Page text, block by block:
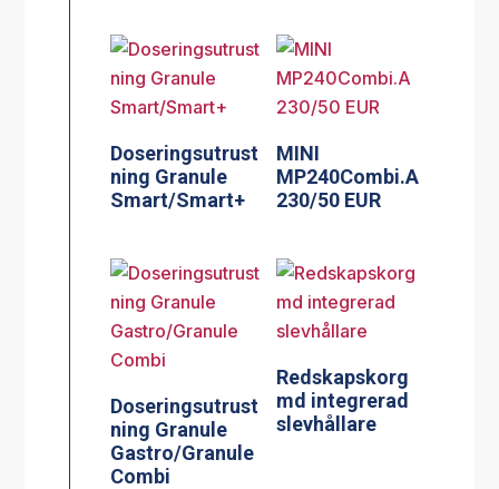
Doseringsutrust
ning Granule
Smart/Smart+
MINI
MP240Combi.A
230/50 EUR
Doseringsutrust
ning Granule
Gastro/Granule
Combi
Redskapskorg
md integrerad
slevhållare